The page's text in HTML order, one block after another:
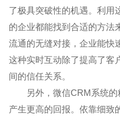
了极具突破性的机遇。利用
的企业都能找到合适的方法
流通的无缝对接，企业能快
这种实时互动除了提高了客
间的信任关系。
另外，微信CRM系统
产生更高的回报。依靠细致